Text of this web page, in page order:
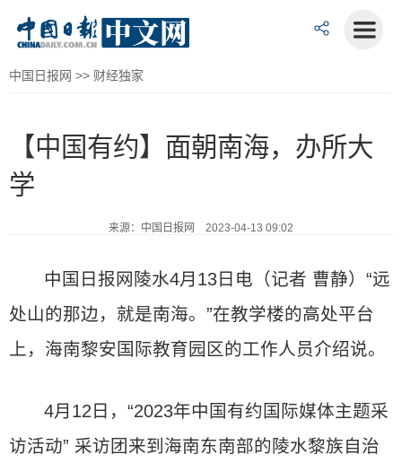
中国日报网 >> 财经独家
【中国有约】面朝南海，办所大
学
来源：中国日报网 2023-04-13 09:02
中国日报网陵水4月13日电（记者 曹静）“远
处山的那边，就是南海。”在教学楼的高处平台
上，海南黎安国际教育园区的工作人员介绍说。
4月12日，“2023年中国有约国际媒体主题采
访活动” 采访团来到海南东南部的陵水黎族自治